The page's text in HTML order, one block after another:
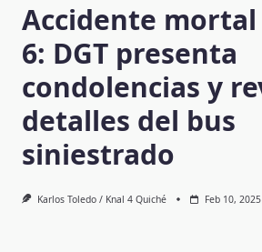
Accidente mortal
6: DGT presenta
condolencias y
detalles del bus
siniestrado
Karlos Toledo / Knal 4 Quiché Feb 10, 2025